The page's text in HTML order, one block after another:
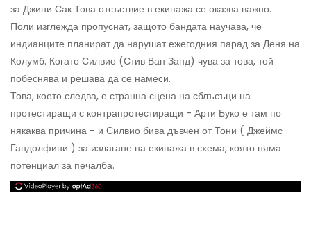
за Джини Сак Това отсъствие в екипажа се оказва важно.
Поли изглежда пропуснат, защото бандата научава, че
индианците планират да нарушат ежегодния парад за Деня на
Колумб. Когато Силвио (Стив Ван Занд) чува за това, той
побеснява и решава да се намеси.
Това, което следва, е странна сцена на сблъсъци на
протестиращи с контрапротестиращи - Арти Буко е там по
някаква причина - и Силвио бива дъвчен от Тони ( Джеймс
Гандолфини ) за излагане на екипажа в схема, която няма
потенциал за печалба.